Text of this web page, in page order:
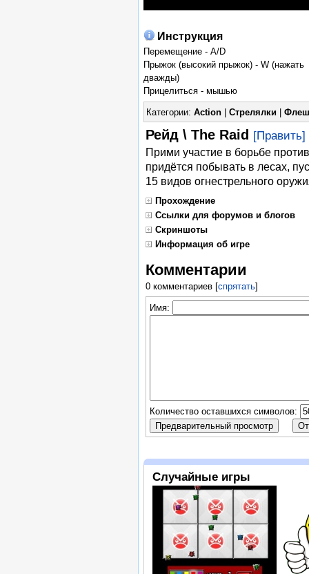
Инструкция
Перемещение - A/D
Прыжок (высокий прыжок) - W (нажать
дважды)
Прицелиться - мышью
Категории: Action| Стрелялки
Рейд \ The Raid [Править]
Прими участие в борьбе
придётся побывать в лесах,
15 видов огнестрельного
Прохождение
Ссылки для форумов и блогов
Скриншоты
Информация об игре
Комментарии
0 комментариев[спрятать]
Имя:
Количество оставшихся символов:
Случайные игры